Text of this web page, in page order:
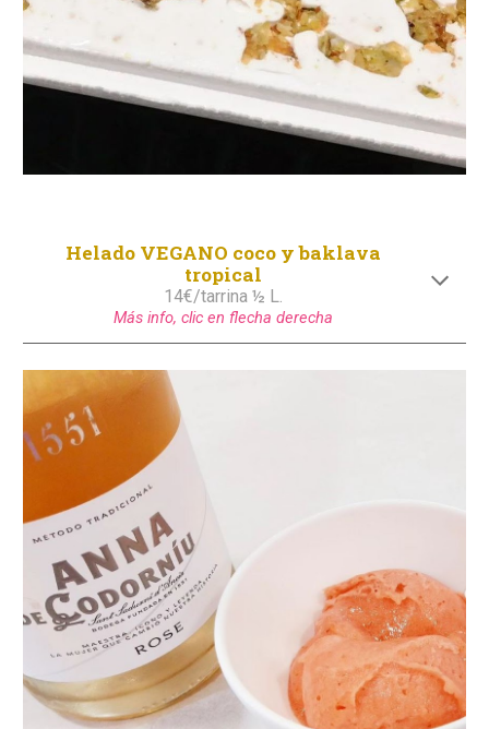
Helado VEGANO coco ybaklava
tropical
14€/tarrina ½ L.
Másinfo, clic en flecha derecha